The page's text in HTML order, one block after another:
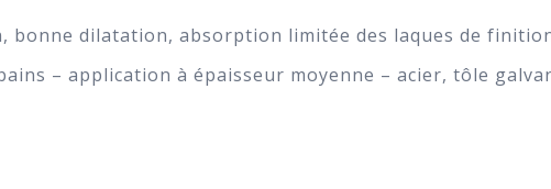
dilatation, absorption limitée des laques de
– application à épaisseur moyenne – acier, tôle